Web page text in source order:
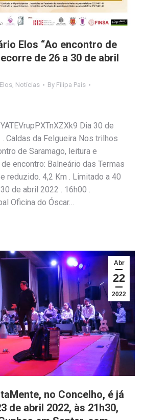
Elos “Ao encontro de
de 26 a 30 de abril
Elos, Notícias By Filipa Pais
Dia 30 de
Caldas da Felgueira Nos trilhos
de Saramago, leitura e
encontro: Balneário das Termas
reduzido. 4,2 Km . Limitado a 40
de abril 2022 . 16h00 .
Oficina do Óscar…
Abr
22
2022
no Concelho, é já
de abril 2022, às 21h30,